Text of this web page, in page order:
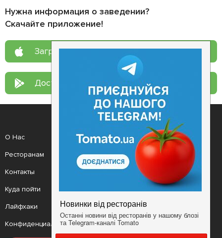
Нужна информация о заведении?
Скачайте приложение!
Загрузите в App Store
Доступно в Google Play
О Нас
Ресторанам
Контакты
Куда пойти
Лайфхаки
Конфиденциальность
Рецепт дня
Новости
Анонсы
Мобильное приложение
Условия